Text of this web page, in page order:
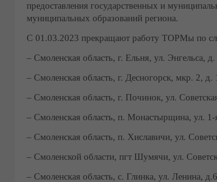
предоставления государственных и
муниципальных образований региона.
С 01.03.2023 прекращают работу ТОРМы по
– Смоленская область, г. Ельня, ул. Энгельса,
– Смоленская область, г. Десногорск, мкр. 2, д.
– Смоленская область, г. Починок, ул.
– Смоленская область, п. Монастырщина, ул.
– Смоленская область, п. Хиславичи, ул.
– Смоленской области, пгт Шумячи, ул.
– Смоленская область, с. Глинка, ул. Ленина,